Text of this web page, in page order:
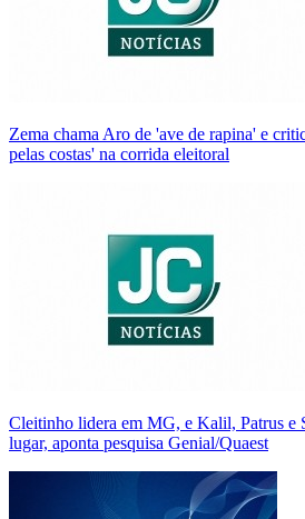
Zema chama Aro de 'ave de rapina' e
pelas costas' na corrida eleitoral
Cleitinho lidera em MG, e Kalil, Patrus e
lugar, aponta pesquisa Genial/Quaest